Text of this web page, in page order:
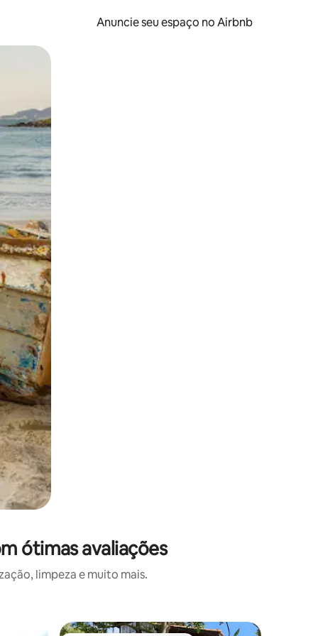
Anuncie seu espaço no Airbnb
o dedo na tela.
ótimas avaliações
limpeza e muito mais.